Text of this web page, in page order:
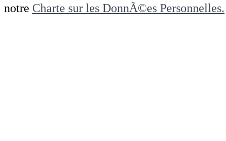
notre Charte sur les DonnÃ©es Personnelles.